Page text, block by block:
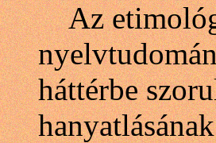
Az
háttérbe